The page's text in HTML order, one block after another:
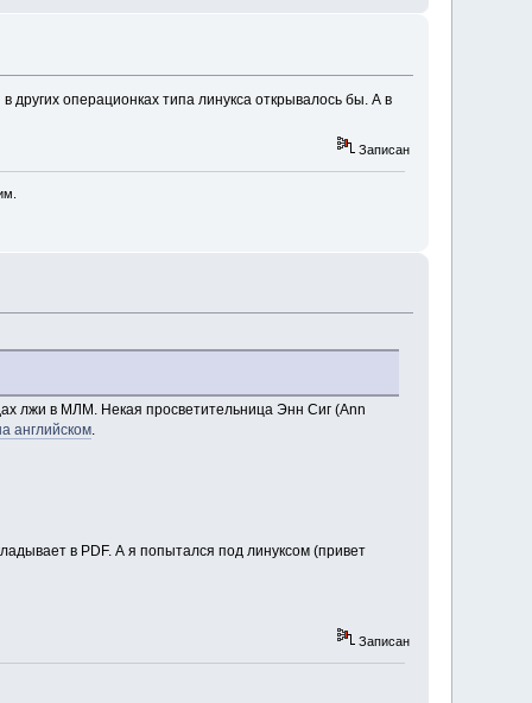
операционках типа линукса открывалось бы. А в
Записан
лжи в МЛМ. Некая просветительница Энн Сиг (Ann
английском.
в PDF. А я попытался под линуксом (привет
Записан